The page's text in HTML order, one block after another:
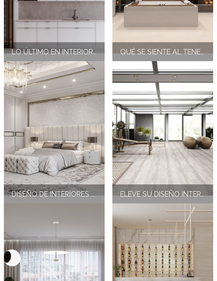
LO ÚLTIMO EN INTERIORES DE LUJO PARA DORMITORIOS QUÉ SE SIENTE AL TENER UNA INSTALACIÓN DE GIMNASIO PERSONAL
DISEÑO DE INTERIORES MODERNO, CÁLIDO Y NEUTRO ELEVE SU DISEÑO INTERIOR DE LUJO CON EXQUISITOS ARMARIOS PARA VINO